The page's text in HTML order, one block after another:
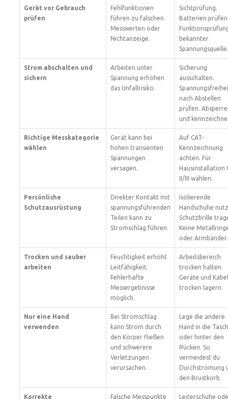
Gerät vor Gebrauch
prüfen
Fehlfunktionen
führen zu falschen
Messwerten oder
Nichtanzeige.
Sichtprüfung.
Batterien
bekannter
Spannungsquelle.
Strom abschalten und
sichern
Arbeiten unter
Spannung erhöhen
das Unfallrisiko.
Sicherung
ausschalten.
nach Abstellen
prüfen.
und
Richtige Messkategorie
wählen
Gerät kann bei
hohen transienten
Spannungen
versagen.
Auf CAT-
Kennzeichnung
achten. Für
Hausinstallation
II/III wählen.
Persönliche
Schutzausrüstung
Direkter Kontakt mit
spannungsführenden
Teilen kann zu
Stromschlag führen.
Isolierende
Handschuhe
Schutzbrille
Keine
oder Armbänder.
Trocken und sauber
arbeiten
Feuchtigkeit erhöht
Leitfähigkeit.
Fehlerhafte
Messergebnisse
möglich.
Arbeitsbereich
trocken halten.
Geräte und Kabel
trocken lagern.
Nur eine Hand
verwenden
Bei Stromschlag
kann Strom durch
den Körper fließen
und schwerere
Verletzungen
verursachen.
Lege die andere
Hand in die
oder hinter den
Rücken. So
vermeidest du
Durchströmung
den Brustkorb.
Korrekte Falsche Messpunkte Leiterschuhe